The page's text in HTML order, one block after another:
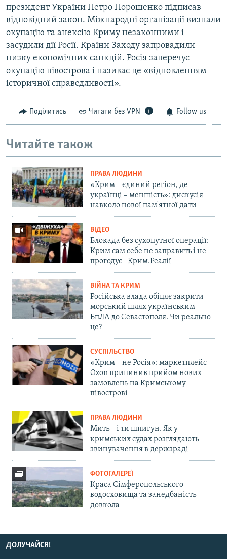
президент України Петро Порошенко підписав
відповідний закон. Міжнародні організації визнали
окупацію та анексію Криму незаконними і
засудили дії Росії. Країни Заходу запровадили
низку економічних санкцій. Росія заперечує
окупацію півострова і називає це «відновленням
історичної справедливості».
Поділитись Читати без VPN Follow us
Читайте також
ПРАВА ЛЮДИНИ
«Крим – єдиний регіон, де
українці – меншість»: дискусія
навколо нової пам'ятної дати
ВІДЕО
Блокада без сухопутної операції:
Крим сам себе не заправить і не
прогодує | Крим.Реалії
ВІЙНА ТА КРИМ
Російська влада обіцяє закрити
морський шлях українським
БпЛА до Севастополя. Чи реально
це?
СУСПІЛЬСТВО
«Крим – не Росія»: маркетплейс
Ozon припинив прийом нових
замовлень на Кримському
півострові
ПРАВА ЛЮДИНИ
Мить – і ти шпигун. Як у
кримських судах розглядають
звинувачення в держзраді
ФОТОГАЛЕРЕЇ
Краса Сімферопольського
водосховища та занедбаність
довкола
ДОЛУЧАЙСЯ!